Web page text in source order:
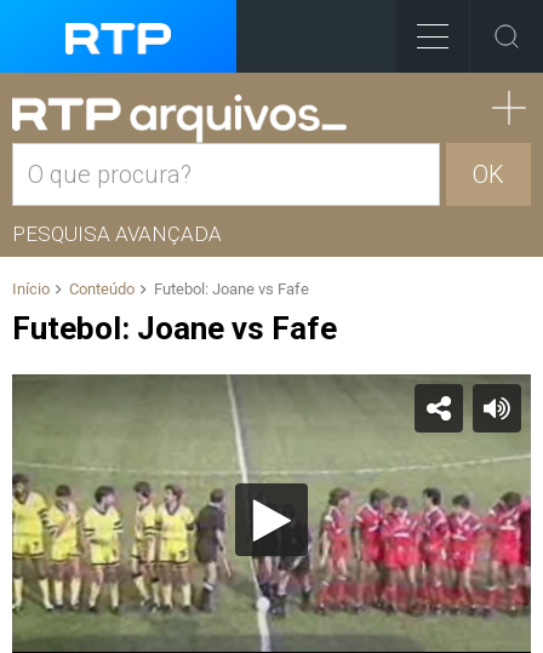
OK
PESQUISA AVANÇADA
Início Conteúdo Futebol: Joane vs Fafe
Futebol: Joane vs Fafe